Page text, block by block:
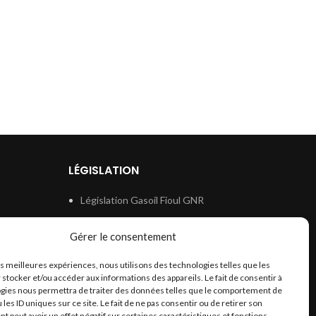
Gérer le consentement
meilleures expériences, nous utilisons des technologies telles que les
et/ou accéder aux informations des appareils. Le fait de consentir à
nous permettra de traiter des données telles que le comportement de
les ID uniques sur ce site. Le fait de ne pas consentir ou de retirer son
LÉGISLATION
Législation Gasoil Fioul GNR
Législation Eau
Législation Lubrifiant
Législation Phytosanitaire